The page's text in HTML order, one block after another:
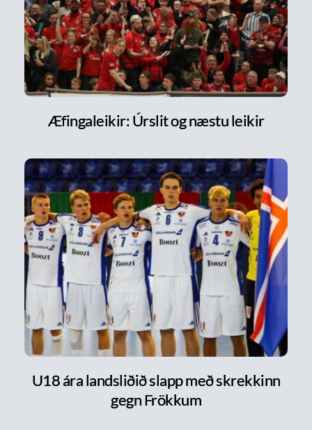
Æfingaleikir: Úrslit og næstu leikir
U18 ára landsliðið slapp með skrekkinn
gegn Frökkum